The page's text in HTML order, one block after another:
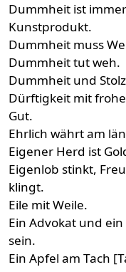
Dummheit ist
Kunstprodukt.
Dummheit muss
Dummheit tut weh.
Dummheit und
Dürftigkeit mit
Gut.
Ehrlich währt am
Eigener Herd ist
Eigenlob stinkt,
klingt.
Eile mit Weile.
Ein Advokat und
sein.
Ein Apfel am Tach